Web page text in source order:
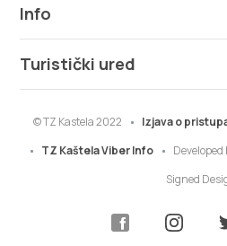
Info
Turistički ured
© TZ Kastela 2022 Izjava o
TZ Kaštela Viber Info
Developed
Signed